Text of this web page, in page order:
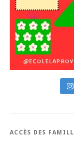
ACCÈS DES